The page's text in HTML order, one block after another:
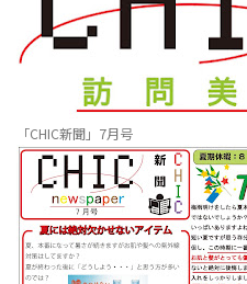
「CHIC新聞」7月号